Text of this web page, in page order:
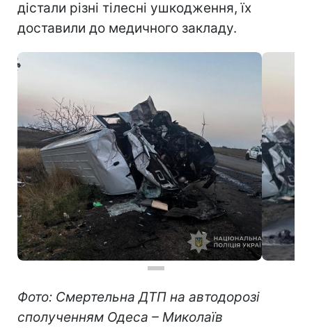
дістали різні тілесні ушкодження, їх
доставили до медичного закладу.
Фото: Смертельна ДТП на автодорозі
сполученням Одеса – Миколаїв